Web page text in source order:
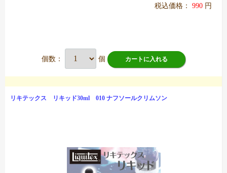
税込価格： 990 円
個数： 個 カートに入れる
リキテックス リキッド30ml 010 ナフソールクリムソン